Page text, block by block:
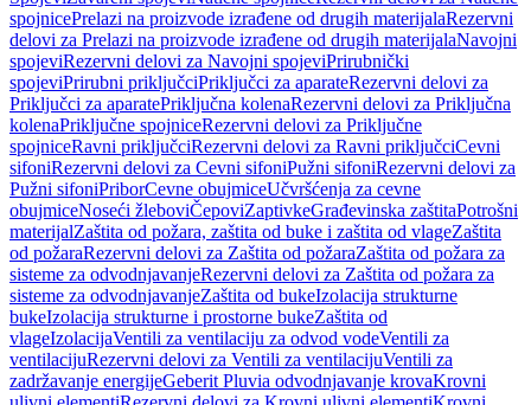
spojnicePrelazi na proizvode izrađene od drugih materijalaRezervni
delovi za Prelazi na proizvode izrađene od drugih materijalaNavojni
spojeviRezervni delovi za Navojni spojeviPrirubnički
spojeviPrirubni priključciPriključci za aparateRezervni delovi za
Priključci za aparatePriključna kolenaRezervni delovi za Priključna
kolenaPriključne spojniceRezervni delovi za Priključne
spojniceRavni priključciRezervni delovi za Ravni priključciCevni
sifoniRezervni delovi za Cevni sifoniPužni sifoniRezervni delovi za
Pužni sifoniPriborCevne obujmiceUčvršćenja za cevne
obujmiceNoseći žleboviČepoviZaptivkeGrađevinska zaštitaPotrošni
materijalZaštita od požara, zaštita od buke i zaštita od vlageZaštita
od požaraRezervni delovi za Zaštita od požaraZaštita od požara za
sisteme za odvodnjavanjeRezervni delovi za Zaštita od požara za
sisteme za odvodnjavanjeZaštita od bukeIzolacija strukturne
bukeIzolacija strukturne i prostorne bukeZaštita od
vlageIzolacijaVentili za ventilaciju za odvod vodeVentili za
ventilacijuRezervni delovi za Ventili za ventilacijuVentili za
zadržavanje energijeGeberit Pluvia odvodnjavanje krovaKrovni